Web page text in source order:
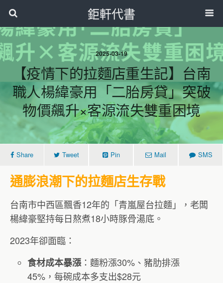
鉅軒代書
2025-03-19
【疫情下的拉麵店重生記】台南
職人楊緯豪用「二胎房貸」突破
物價飆升×客源流失雙重困境
Share Tweet Pin Mail SMS
通膨浪潮下的拉麵店生存戰
台南市中西區飄香12年的「青嵐屋台拉麵」，老闆
楊緯豪堅持每日熬煮18小時豚骨湯底。
2023年卻面臨：
食材成本暴漲 ：麵粉漲30%、豬肋排漲
45%，每碗成本多支出$28元